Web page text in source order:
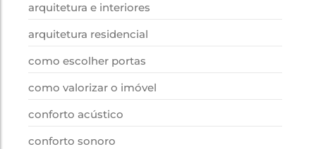
arquitetura e interiores
arquitetura residencial
como escolher portas
como valorizar o imóvel
conforto acústico
conforto sonoro